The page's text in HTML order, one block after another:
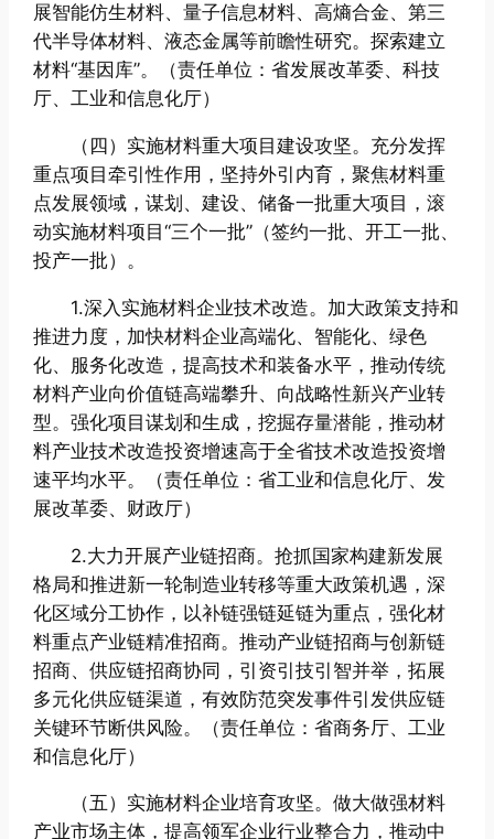
展智能仿生材料、量子信息材料、高熵合金、第三
代半导体材料、液态金属等前瞻性研究。探索建立
材料“基因库”。（责任单位：省发展改革委、科技
厅、工业和信息化厅）
（四）实施材料重大项目建设攻坚。充分发挥
重点项目牵引性作用，坚持外引内育，聚焦材料重
点发展领域，谋划、建设、储备一批重大项目，滚
动实施材料项目“三个一批”（签约一批、开工一批、
投产一批）。
1.深入实施材料企业技术改造。加大政策支持和
推进力度，加快材料企业高端化、智能化、绿色
化、服务化改造，提高技术和装备水平，推动传统
材料产业向价值链高端攀升、向战略性新兴产业转
型。强化项目谋划和生成，挖掘存量潜能，推动材
料产业技术改造投资增速高于全省技术改造投资增
速平均水平。（责任单位：省工业和信息化厅、发
展改革委、财政厅）
2.大力开展产业链招商。抢抓国家构建新发展
格局和推进新一轮制造业转移等重大政策机遇，深
化区域分工协作，以补链强链延链为重点，强化材
料重点产业链精准招商。推动产业链招商与创新链
招商、供应链招商协同，引资引技引智并举，拓展
多元化供应链渠道，有效防范突发事件引发供应链
关键环节断供风险。（责任单位：省商务厅、工业
和信息化厅）
（五）实施材料企业培育攻坚。做大做强材料
产业市场主体，提高领军企业行业整合力，推动中